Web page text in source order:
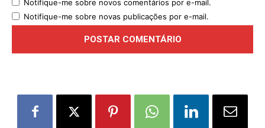
Notifique-me sobre novos comentários por e-mail.
Notifique-me sobre novas publicações por e-mail.